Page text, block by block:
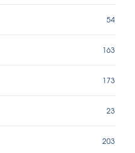
54
163
173
23
203